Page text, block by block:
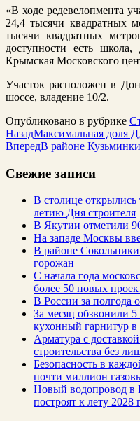
«В ходе редевелопмента
24,4 тысячи квадратных
тысячи квадратных
доступности есть
Крымская Московского
Участок расположен в
шоссе, владение 10/2.
Опубликовано в рубрике
НазадМаксимальная доля
ВпередВ районе
Свежие записи
В столице открылись
летию Дня строителя
В Якутии отметили
На западе Москвы
В районе
горожан
С начала года
более 50 новых
В России за полгода
За месяц обзвонили
кухонный гарнитур
Арматура с
строительства без
Безопасность в
почти миллион
Новый водопровод в
построят к лету 2028